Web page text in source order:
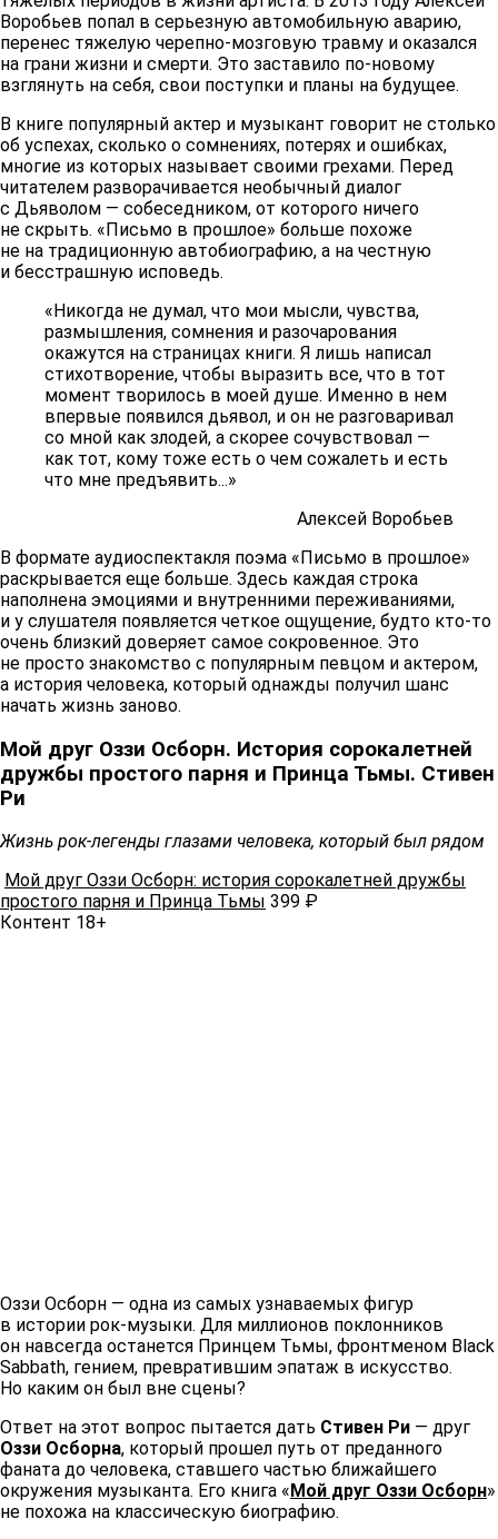
Воробьев попал в серьезную автомобильную аварию,
перенес тяжелую черепно-мозговую травму и оказался
на грани жизни и смерти. Это заставило по-новому
взглянуть на себя, свои поступки и планы на будущее.
В книге популярный актер и музыкант говорит не столько
об успехах, сколько о сомнениях, потерях и ошибках,
многие из которых называет своими грехами. Перед
читателем разворачивается необычный диалог
с Дьяволом — собеседником, от которого ничего
не скрыть. «Письмо в прошлое» больше похоже
не на традиционную автобиографию, а на честную
и бесстрашную исповедь.
«Никогда не думал, что мои мысли, чувства,
размышления, сомнения и разочарования
окажутся на страницах книги. Я лишь написал
стихотворение, чтобы выразить все, что в тот
момент творилось в моей душе. Именно в нем
впервые появился дьявол, и он не разговаривал
со мной как злодей, а скорее сочувствовал —
как тот, кому тоже есть о чем сожалеть и есть
что мне предъявить...»
Алексей Воробьев
В формате аудиоспектакля поэма «Письмо в прошлое»
раскрывается еще больше. Здесь каждая строка
наполнена эмоциями и внутренними переживаниями,
и у слушателя появляется четкое ощущение, будто кто-то
очень близкий доверяет самое сокровенное. Это
не просто знакомство с популярным певцом и актером,
а история человека, который однажды получил шанс
начать жизнь заново.
Мой друг Оззи Осборн. История сорокалетней
дружбы простого парня и Принца Тьмы. Стивен
Ри
Жизнь рок-легенды глазами человека, который был рядом
Мой друг Оззи Осборн: история сорокалетней дружбы
простого парня и Принца Тьмы 399 ₽
Контент 18+
Оззи Осборн — одна из самых узнаваемых фигур
в истории рок-музыки. Для миллионов поклонников
он навсегда останется Принцем Тьмы, фронтменом Black
Sabbath, гением, превратившим эпатаж в искусство.
Но каким он был вне сцены?
Ответ на этот вопрос пытается дать Стивен Ри — друг
Оззи Осборна, который прошел путь от преданного
фаната до человека, ставшего частью ближайшего
окружения музыканта. Его книга « Мой друг Оззи Осборн»
не похожа на классическую биографию.